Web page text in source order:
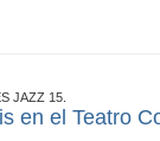
JAZZ 15.
en el Teatro